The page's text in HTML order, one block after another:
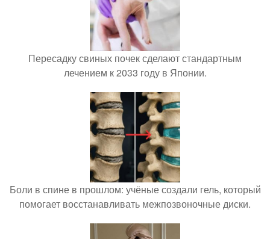
Пересадку свиных почек сделают стандартным
лечением к 2033 году в Японии.
Боли в спине в прошлом: учёные создали гель, который
помогает восстанавливать межпозвоночные диски.